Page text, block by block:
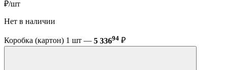
₽/шт
Нет в наличии
Коробка (картон) 1 шт — 5 33694 ₽